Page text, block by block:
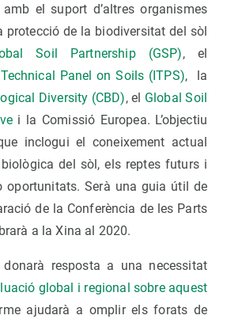
el suport d’altres organismes
de la biodiversitat del sòl
Soil Partnership (GSP), el
Panel on Soils (ITPS), la
Diversity (CBD), el Global Soil
i la Comissió Europea. L’objectiu
inclogui el coneixement actual
del sòl, els reptes futurs i
oportunitats. Serà una guia útil de
de la Conferència de les Parts
a la Xina al 2020.
resposta a una necessitat
global i regional sobre aquest
ajudarà a omplir els forats de